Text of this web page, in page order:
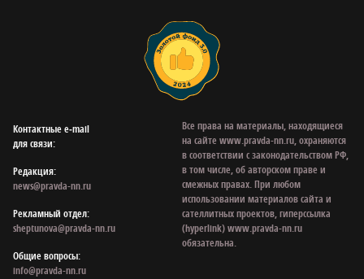
Контактные e‑mail
для связи:
Редакция:
news@pravda-nn.ru
Рекламный отдел:
sheptunova@pravda-nn.ru
Общие вопросы:
info@pravda-nn.ru
Все права на материалы, находящиеся
на сайте www.pravda-nn.ru, охраняются
в соответствии с законодательством РФ,
в том числе, об авторском праве и
смежных правах. При любом
использовании материалов сайта и
сателлитных проектов, гиперссылка
(hyperlink) www.pravda-nn.ru
обязательна.